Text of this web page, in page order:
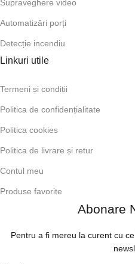
Supraveghere video
Automatizări porți
Detecție incendiu
Linkuri utile
Termeni și condiții
Politica de confidențialitate
Politica cookies
Politica de livrare și retur
Contul meu
Produse favorite
Abonare
Pentru a fi mereu la curent cu